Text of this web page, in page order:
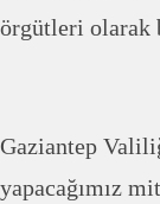
örgütleri olarak
Gaziantep
yapacağımız